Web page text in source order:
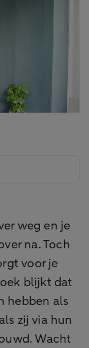
weg en je
na. Toch
voor je
blijkt dat
hebben als
zij via hun
Wacht